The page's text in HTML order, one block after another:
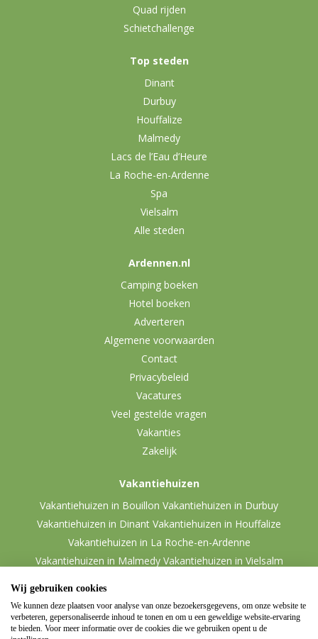
Quad rijden
Schietchallenge
Top steden
Dinant
Durbuy
Houffalize
Malmedy
Lacs de l’Eau d’Heure
La Roche-en-Ardenne
Spa
Vielsalm
Alle steden
Ardennen.nl
Camping boeken
Hotel boeken
Adverteren
Algemene voorwaarden
Contact
Privacybeleid
Vacatures
Veel gestelde vragen
Vakanties
Zakelijk
Vakantiehuizen
Vakantiehuizen in Bouillon Vakantiehuizen in Durbuy
Vakantiehuizen in Dinant Vakantiehuizen in Houffalize
Vakantiehuizen in La Roche-en-Ardenne
Vakantiehuizen in Malmedy Vakantiehuizen in Vielsalm
Wij gebruiken cookies
We kunnen deze plaatsen voor analyse van onze bezoekersgegevens, om onze website te
verbeteren, gepersonaliseerde inhoud te tonen en om u een geweldige website-ervaring
te bieden. Voor meer informatie over de cookies die we gebruiken opent u de